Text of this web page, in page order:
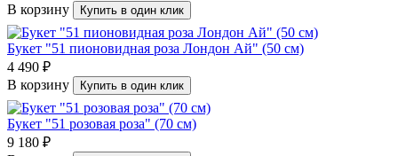
В корзину
Купить в один клик
Букет "51 пионовидная роза Лондон Ай" (50 см)
4 490 ₽
В корзину
Купить в один клик
Букет "51 розовая роза" (70 см)
9 180 ₽